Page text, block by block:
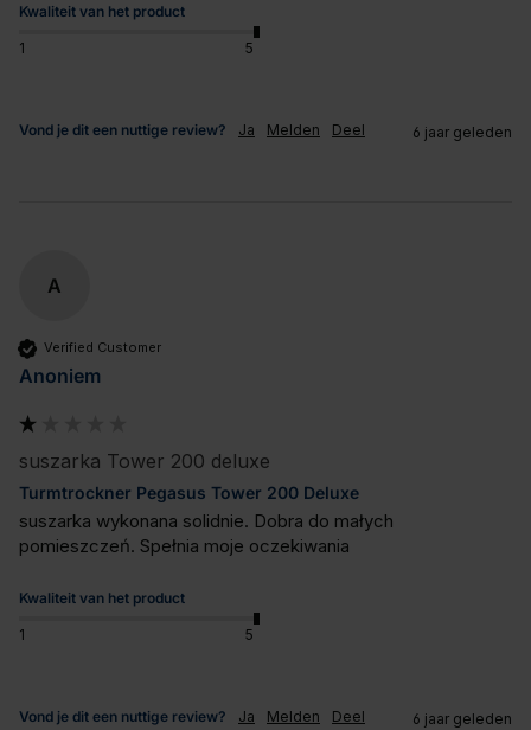
Kwaliteit van het product
1 5
Vond je dit een nuttige review? Ja Melden Deel 6 jaar geleden
A
Verified Customer
Anoniem
suszarka Tower 200 deluxe
Turmtrockner Pegasus Tower 200 Deluxe
suszarka wykonana solidnie. Dobra do małych
pomieszczeń. Spełnia moje oczekiwania
Kwaliteit van het product
1 5
Vond je dit een nuttige review? Ja Melden Deel 6 jaar geleden